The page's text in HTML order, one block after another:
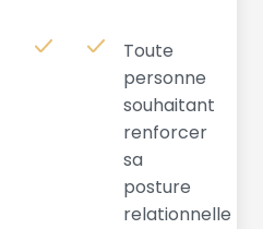
Toute
personne
souhaitant
renforcer
sa
posture
relationnelle